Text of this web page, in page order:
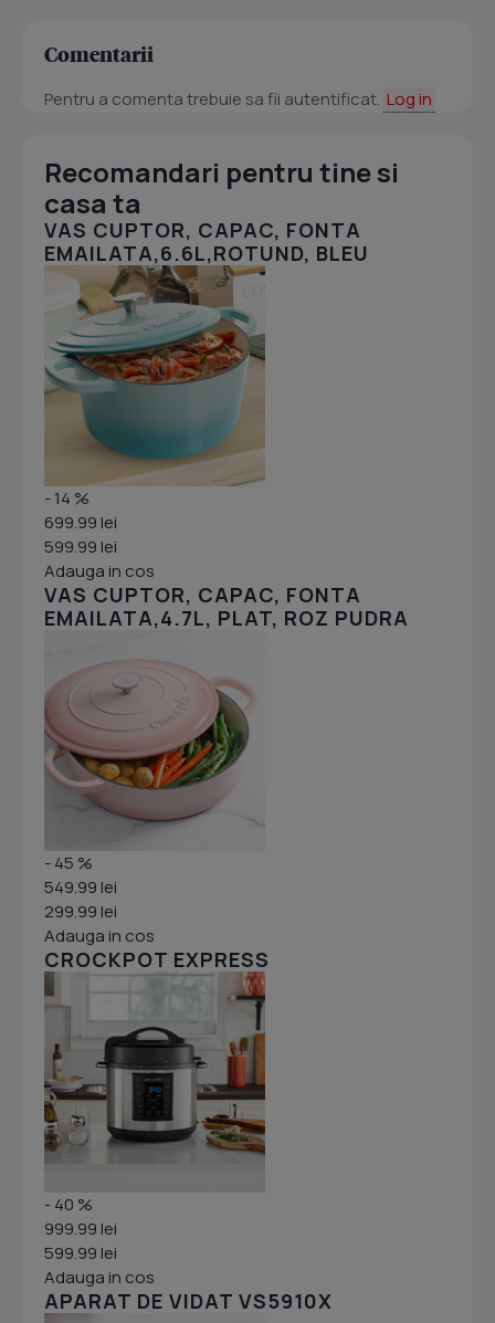
Comentarii
Pentru a comenta trebuie sa fii autentificat. Log in
Recomandari pentru tine si
casa ta
VAS CUPTOR, CAPAC, FONTA
EMAILATA,6.6L,ROTUND, BLEU
- 14 %
699.99 lei
599.99 lei
Adauga in cos
VAS CUPTOR, CAPAC, FONTA
EMAILATA,4.7L, PLAT, ROZ PUDRA
- 45 %
549.99 lei
299.99 lei
Adauga in cos
CROCKPOT EXPRESS
- 40 %
999.99 lei
599.99 lei
Adauga in cos
APARAT DE VIDAT VS5910X